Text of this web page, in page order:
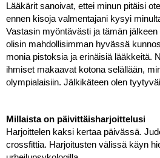
Lääkärit sanoivat, ettei minun pitäisi
ennen kisoja valmentajani kysyi
Vastasin myöntävästi ja tämän
olisin mahdollisimman hyvässä
monia pistoksia ja erinäisiä lääkkeitä.
ihmiset makaavat kotona selällään,
olympialaisiin. Jälkikäteen olen
Millaista on päivittäisharjoittelusi
Harjoittelen kaksi kertaa päivässä.
crossfittia. Harjoitusten välissä käyn